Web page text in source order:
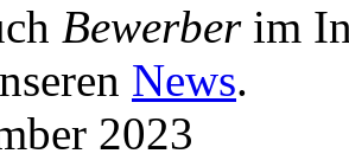
Bewerberim
News.
2023